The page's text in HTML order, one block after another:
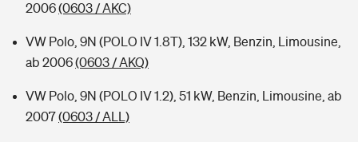
2006(0603 / AKC)
VW Polo, 9N (POLO IV 1.8T), 132 kW, Benzin, Limousine,
ab 2006(0603 / AKQ)
VW Polo, 9N (POLO IV 1.2), 51 kW, Benzin, Limousine, ab
2007(0603 / ALL)